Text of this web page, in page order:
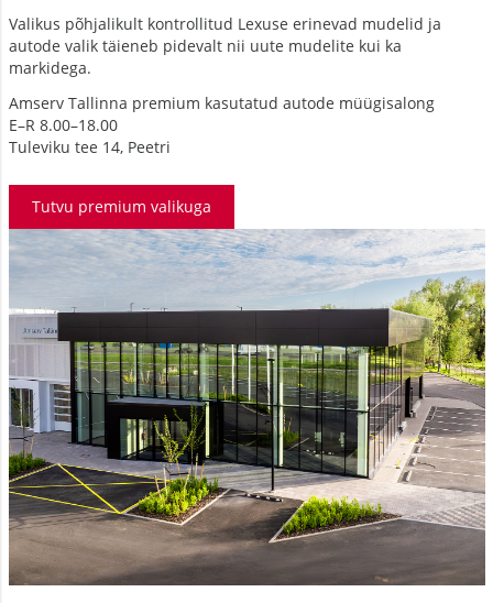
Valikus põhjalikult kontrollitud Lexuse erinevad mudelid ja
autode valik täieneb pidevalt nii uute mudelite kui ka
markidega.
Amserv Tallinna premium kasutatud autode müügisalong
E–R 8.00–18.00
Tuleviku tee 14, Peetri
Tutvu premium valikuga